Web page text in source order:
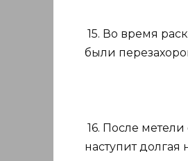
15. Во время
были
16. После
наступит долгая